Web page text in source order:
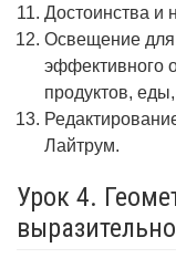
Достоинства и
Освещение для
эффективного
продуктов,
Лайтрум.
Урок 4.